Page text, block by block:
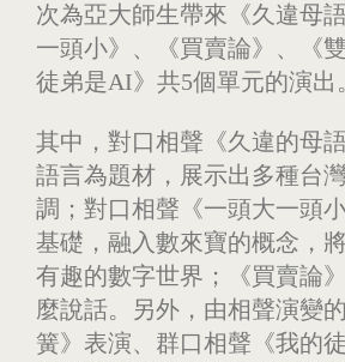
次為亞大師生帶來《久違母
一頭小》、《買賣論》、《
徒弟是AI》共5個單元的演出
其中，對口相聲《久違的母
語言為題材，展示出多種台
調；對口相聲《一頭大一頭
基礎，融入數來寶的概念，
有趣的數字世界；《買賣論
麼說話。另外，由相聲演變
簧》表演、群口相聲《我的